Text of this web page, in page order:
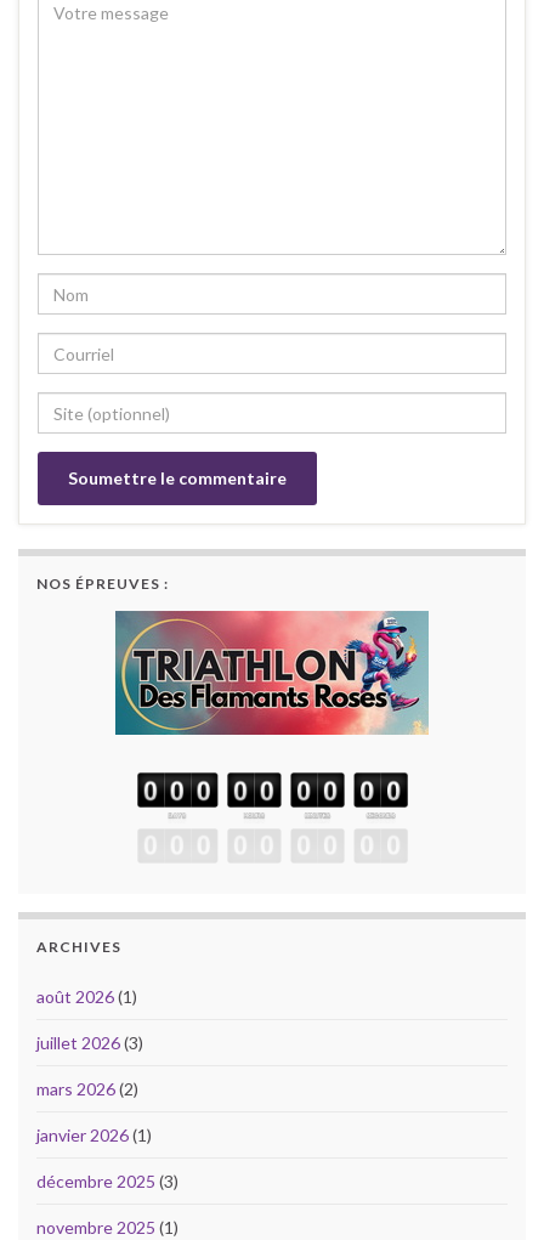
NOS ÉPREUVES :
ARCHIVES
août 2026(1)
juillet 2026(3)
mars 2026(2)
janvier 2026(1)
décembre 2025 (3)
novembre 2025 (1)